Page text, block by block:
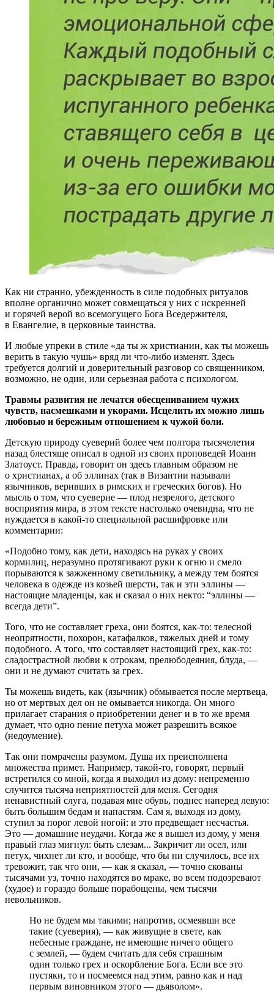
Как ни странно, убежденность в силе подобных ритуалов
вполне органично может совмещаться у них с искренней
и горячей верой во всемогущего Бога Вседержителя,
в Евангелие, в церковные таинства.
И любые упреки в стиле «да ты ж христианин, как ты можешь
верить в такую чушь» вряд ли что-либо изменят. Здесь
требуется долгий и доверительный разговор со священником,
возможно, не один, или серьезная работа с психологом.
Травмы развития не лечатся обесцениванием чужих
чувств, насмешками и укорами. Исцелить их можно лишь
любовью и бережным отношением к чужой боли.
Детскую природу суеверий более чем полтора тысячелетия
назад блестяще описал в одной из своих проповедей Иоанн
Златоуст. Правда, говорит он здесь главным образом не
о христианах, а об эллинах (так в Византии называли
язычников, веривших в римских и греческих богов). Но
мысль о том, что суеверие — плод незрелого, детского
восприятия мира, в этом тексте настолько очевидна, что не
нуждается в какой-то специальной расшифровке или
комментарии:
«Подобно тому, как дети, находясь на руках у своих
кормилиц, неразумно протягивают руки к огню и смело
порываются к зажженному светильнику, а между тем боятся
человека в одежде из козьей шерсти, так и эти эллины —
настоящие младенцы, как и сказал о них некто: “эллины —
всегда дети”.
Того, что не составляет греха, они боятся, как-то: телесной
неопрятности, похорон, катафалков, тяжелых дней и тому
подобного. А того, что составляет настоящий грех, как-то:
сладострастной любви к отрокам, прелюбодеяния, блуда, —
они и не думают считать за грех.
Ты можешь видеть, как (язычник) обмывается после мертвеца,
но от мертвых дел он не омывается никогда. Он много
прилагает старания о приобретении денег и в то же время
думает, что одно пение петуха может разрешить всякое
(недоумение).
Так они помрачены разумом. Душа их преисполнена
множества примет. Например, такой-то, говорят, первый
встретился со мной, когда я выходил из дому: непременно
случится тысяча неприятностей для меня. Сегодня
ненавистный слуга, подавая мне обувь, поднес наперед левую:
быть большим бедам и напастям. Сам я, выходя из дому,
ступил за порог левой ногой: и это предвещает несчастья.
Это — домашние неудачи. Когда же я вышел из дому, у меня
правый глаз мигнул: быть слезам... Закричит ли осел, или
петух, чихнет ли кто, и вообще, что бы ни случилось, все их
тревожит, так что они, — как я сказал, — точно скованы
тысячами уз, точно находятся во мраке, во всем подозревают
(худое) и гораздо больше порабощены, чем тысячи
невольников.
Но не будем мы такими; напротив, осмеявши все
такие (суеверия), — как живущие в свете, как
небесные граждане, не имеющие ничего общего
с землей, — будем считать для себя страшным
один только грех и оскорбление Бога. Если все это
пустяки, то и посмеемся над этим, равно как и над
первым виновником этого — дьяволом».